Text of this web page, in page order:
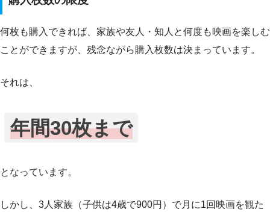
何枚も購入できれば、家族や友人・知人と何度も映画を楽しむ
ことができますが、残念ながら購入枚数は決まっています。
それは、
年間30枚まで
となっています。
しかし、3人家族（子供は4歳で900円）で月に1回映画を観た